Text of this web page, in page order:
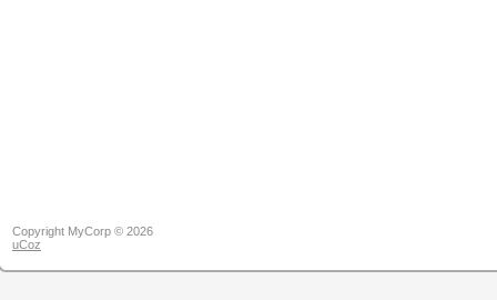
Copyright MyCorp © 2026
uCoz